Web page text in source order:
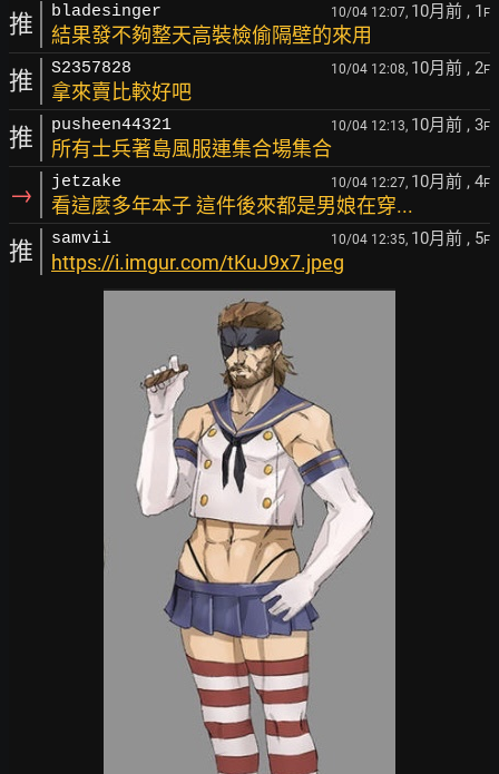
推 bladesinger 10/04 12:07, 10月前 , 1 F
結果發不夠整天高裝檢偷隔壁的來用
推 S2357828 10/04 12:08, 10月前 , 2F
拿來賣比較好吧
推 pusheen44321 10/04 12:13, 10月前 , 3F
所有士兵著島風服連集合場集合
→ jetzake 10/04 12:27, 10月前 , 4F
看這麼多年本子 這件後來都是男娘在穿...
推 samvii 10/04 12:35, 10月前 , 5F
https://i.imgur.com/tKuJ9x7.jpeg